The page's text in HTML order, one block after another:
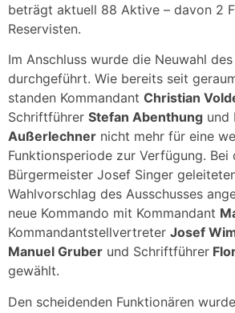
beträgt aktuell 88 Aktive – davon 2
Reservisten.
Im Anschluss wurde die Neuwahl
durchgeführt. Wie bereits seit
standen Kommandant Christian
Schriftführer Stefan Abenthung und
Außerlechner nicht mehr für eine
Funktionsperiode zur Verfügung. Bei
Bürgermeister Josef Singer
Wahlvorschlag des Ausschusses
neue Kommando mit Kommandant
Kommandantstellvertreter Josef
Manuel Gruber und Schriftführer
gewählt.
Den scheidenden Funktionären